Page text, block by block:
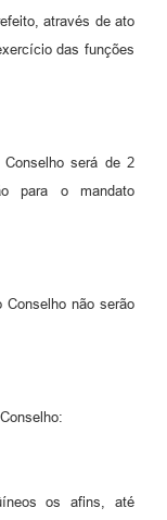
através de ato
das funções
será de 2
para o mandato
não serão
os afins, até